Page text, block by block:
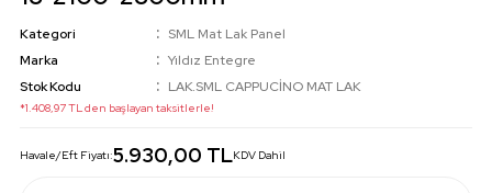
Kategori
SML Mat Lak Panel
Marka
Yıldız Entegre
Stok Kodu
LAK.SML CAPPUCİNO MAT LAK
*1.408,97 TL den başlayan taksitlerle!
Havale/Eft Fiyatı:5.930,00 TLKDV Dahil